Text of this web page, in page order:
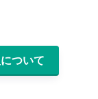
ついて